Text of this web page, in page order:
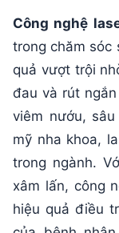
Công nghệ
trong chăm sóc
quả vượt trội
đau và rút
viêm nướu,
mỹ nha khoa,
trong ngành.
xâm lấn, công
hiệu quả điều